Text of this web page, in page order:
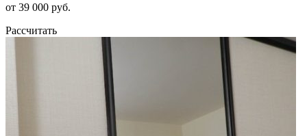
от 39 000 руб.
Рассчитать